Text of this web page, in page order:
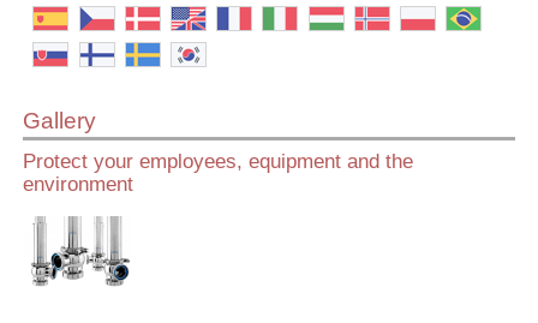
Gallery
Protect your employees, equipment and the
environment